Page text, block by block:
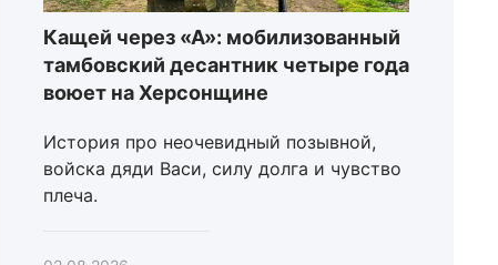
Кащей через «А»: мобилизованный
тамбовский десантник четыре года
воюет на Херсонщине
История про неочевидный позывной,
войска дяди Васи, силу долга и чувство
плеча.